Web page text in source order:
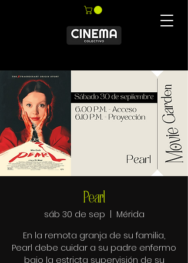
Pearl
sáb 30 de sep
Mérida
En la remota granja de su familia,
Pearl debe cuidar a su padre enfermo
bajo la estricta supervisión de su